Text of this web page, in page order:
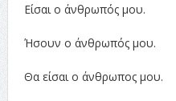
Είσαι ο άνθρωπός μου.
Ήσουν ο άνθρωπός μου.
Θα είσαι ο άνθρωπος μου.